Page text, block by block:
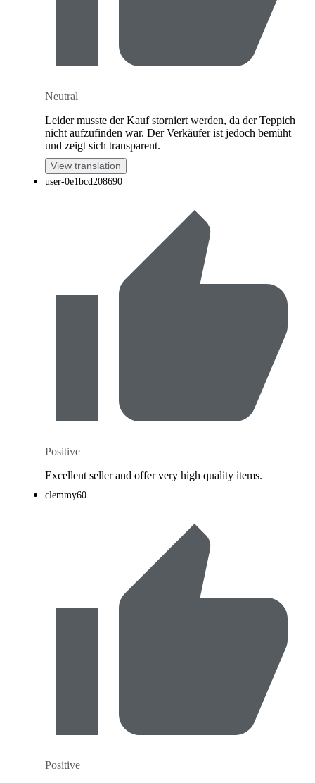
Neutral
Leider musste der Kauf storniert werden, da der Teppich
nicht aufzufinden war. Der Verkäufer ist jedoch bemüht
und zeigt sich transparent.
View translation
user-0e1bcd208690
Positive
Excellent seller and offer very high quality items.
clemmy60
Positive